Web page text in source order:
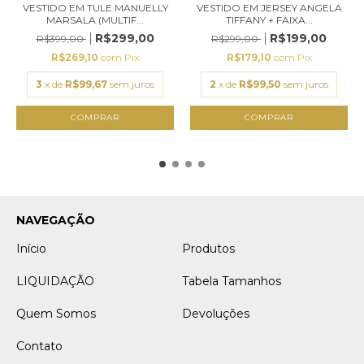
VESTIDO EM TULE MANUELLY
MARSALA (MULTIF...
R$399,00
R$299,00
R$269,10 com Pix
3 x de R$99,67 sem juros
COMPRAR
VESTIDO EM JERSEY ANGELA
TIFFANY + FAIXA...
R$299,00
R$199,00
R$179,10 com Pix
2 x de R$99,50 sem juros
COMPRAR
NAVEGAÇÃO
Início
Produtos
LIQUIDAÇÃO Tabela Tamanhos
Quem Somos Devoluções
Contato